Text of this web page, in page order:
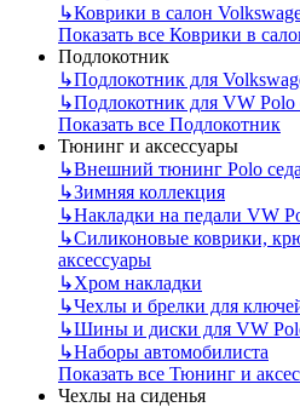
↳Коврики в салон
Показать все Коврики в
Подлокотник
↳Подлокотник для
↳Подлокотник для VW Polo
Показать все Подлокотник
Тюнинг и аксессуары
↳Внешний тюнинг Polo
↳Зимняя коллекция
↳Накладки на педали VW
↳Силиконовые коврики,
аксессуары
↳Хром накладки
↳Чехлы и брелки для
↳Шины и диски для VW
↳Наборы автомобилиста
Показать все Тюнинг и
Чехлы на сиденья